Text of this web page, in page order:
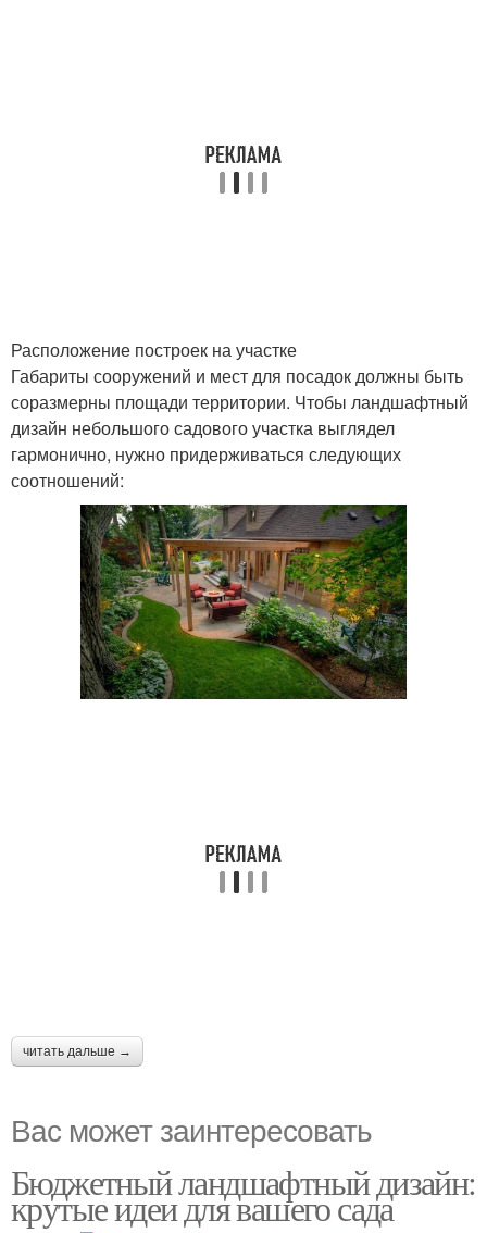
Расположение построек на участке
Габариты сооружений и мест для посадок должны быть
соразмерны площади территории. Чтобы ландшафтный
дизайн небольшого садового участка выглядел
гармонично, нужно придерживаться следующих
соотношений:
читать дальше →
Вас может заинтересовать
Бюджетный ландшафтный дизайн:
крутые идеи для вашего сада